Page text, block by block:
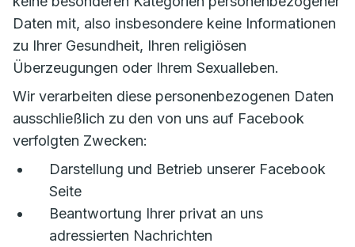
Daten mit, also insbesondere keine Informationen
zu Ihrer Gesundheit, Ihren religiösen
Überzeugungen oder Ihrem Sexualleben.
Wir verarbeiten diese personenbezogenen Daten
ausschließlich zu den von uns auf Facebook
verfolgten Zwecken:
Darstellung und Betrieb unserer Facebook
Seite
Beantwortung Ihrer privat an uns
adressierten Nachrichten